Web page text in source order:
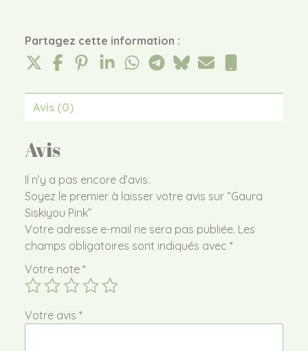
Partagez cette information :
Avis (0)
Avis
Il n’y a pas encore d’avis.
Soyez le premier à laisser votre avis sur “Gaura
Siskiyou Pink”
Votre adresse e-mail ne sera pas publiée. Les
champs obligatoires sont indiqués avec *
Votre note *
Votre avis *